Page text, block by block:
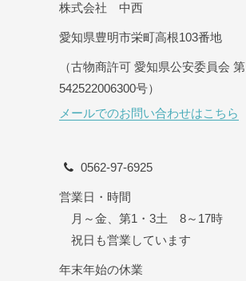
株式会社 中西
愛知県豊明市栄町高根103番地
（古物商許可 愛知県公安委員会 第
542522006300号）
メールでのお問い合わせはこちら
0562-97-6925
営業日・時間
月～金、第1・3土 8～17時
祝日も営業しています
年末年始の休業